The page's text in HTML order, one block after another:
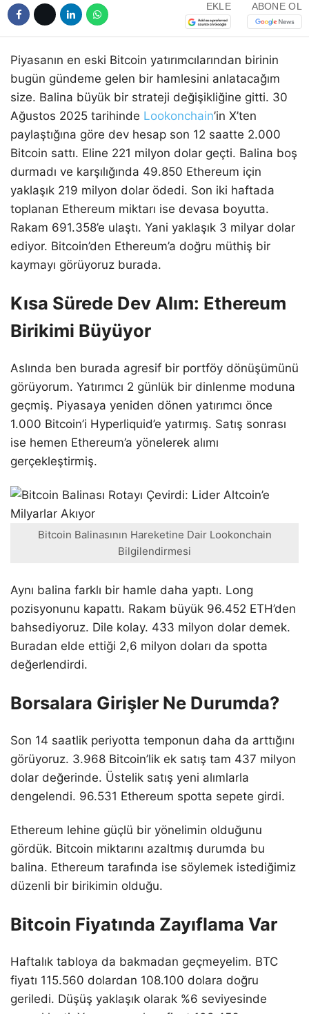
EKLE ABONE OL
Piyasanın en eski Bitcoin yatırımcılarından birinin
bugün gündeme gelen bir hamlesini anlatacağım
size. Balina büyük bir strateji değişikliğine gitti. 30
Ağustos 2025 tarihinde Lookonchain’in X’ten
paylaştığına göre dev hesap son 12 saatte 2.000
Bitcoin sattı. Eline 221 milyon dolar geçti. Balina boş
durmadı ve karşılığında 49.850 Ethereum için
yaklaşık 219 milyon dolar ödedi. Son iki haftada
toplanan Ethereum miktarı ise devasa boyutta.
Rakam 691.358’e ulaştı. Yani yaklaşık 3 milyar dolar
ediyor. Bitcoin’den Ethereum’a doğru müthiş bir
kaymayı görüyoruz burada.
Kısa Sürede Dev Alım: Ethereum
Birikimi Büyüyor
Aslında ben burada agresif bir portföy dönüşümünü
görüyorum. Yatırımcı 2 günlük bir dinlenme moduna
geçmiş. Piyasaya yeniden dönen yatırımcı önce
1.000 Bitcoin’i Hyperliquid’e yatırmış. Satış sonrası
ise hemen Ethereum’a yönelerek alımı
gerçekleştirmiş.
Bitcoin Balinasının Hareketine Dair Lookonchain
Bilgilendirmesi
Aynı balina farklı bir hamle daha yaptı. Long
pozisyonunu kapattı. Rakam büyük 96.452 ETH’den
bahsediyoruz. Dile kolay. 433 milyon dolar demek.
Buradan elde ettiği 2,6 milyon doları da spotta
değerlendirdi.
Borsalara Girişler Ne Durumda?
Son 14 saatlik periyotta temponun daha da arttığını
görüyoruz. 3.968 Bitcoin’lik ek satış tam 437 milyon
dolar değerinde. Üstelik satış yeni alımlarla
dengelendi. 96.531 Ethereum spotta sepete girdi.
Ethereum lehine güçlü bir yönelimin olduğunu
gördük. Bitcoin miktarını azaltmış durumda bu
balina. Ethereum tarafında ise söylemek istediğimiz
düzenli bir birikimin olduğu.
Bitcoin Fiyatında Zayıflama Var
Haftalık tabloya da bakmadan geçmeyelim. BTC
fiyatı 115.560 dolardan 108.100 dolara doğru
geriledi. Düşüş yaklaşık olarak %6 seviyesinde